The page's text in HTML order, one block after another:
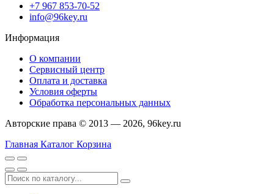
+7 967 853-70-52
info@96key.ru
Информация
О компании
Сервисный центр
Оплата и доставка
Условия оферты
Обработка персональных данных
Авторские права © 2013 — 2026, 96key.ru
Главная Каталог Корзина